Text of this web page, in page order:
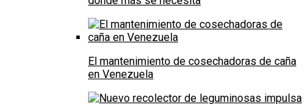
El mantenimiento de cosechadoras de caña
en Venezuela